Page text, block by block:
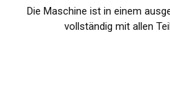
Die Maschine ist in einem
vollständig mit allen